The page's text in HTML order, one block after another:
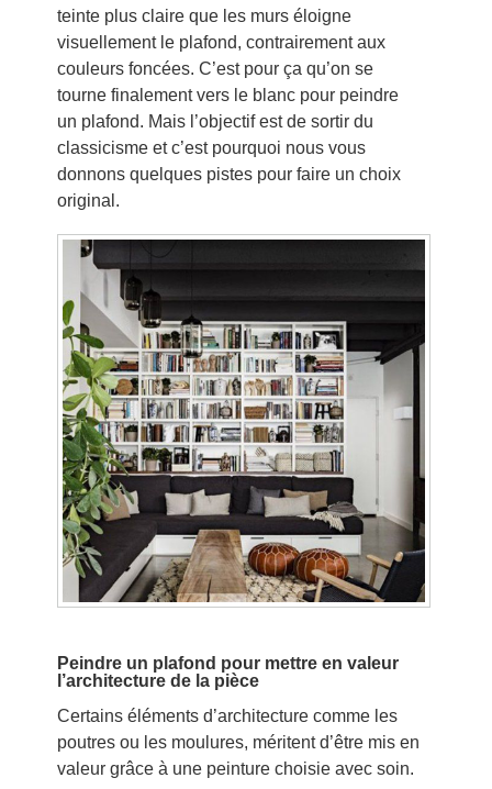
teinte plus claire que les murs éloigne
visuellement le plafond, contrairement aux
couleurs foncées. C’est pour ça qu’on se
tourne finalement vers le blanc pour peindre
un plafond. Mais l’objectif est de sortir du
classicisme et c’est pourquoi nous vous
donnons quelques pistes pour faire un choix
original.
Peindre un plafond pour mettre en valeur
l’architecture de la pièce
Certains éléments d’architecture comme les
poutres ou les moulures, méritent d’être mis en
valeur grâce à une peinture choisie avec soin.